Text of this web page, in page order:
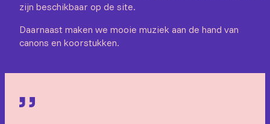
zijn beschikbaar op de site.
Daarnaast maken we mooie muziek aan de hand van
canons en koorstukken.